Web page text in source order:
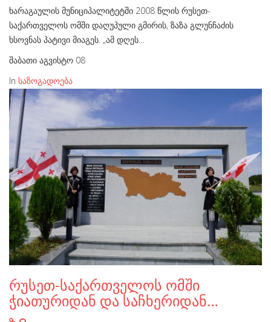
ხარაგაულის მუნიციპალიტეტში 2008 წლის რუსეთ-
საქართველოს ომში დაღუპული გმირის, ზაზა გლუნჩაძის
ხსოვნას პატივი მიაგეს. „ამ დღეს…
შაბათი აგვისტო 08
In საზოგადოება
რუსეთ-საქართველოს ომში
ჭიათურიდან და საჩხერიდან…